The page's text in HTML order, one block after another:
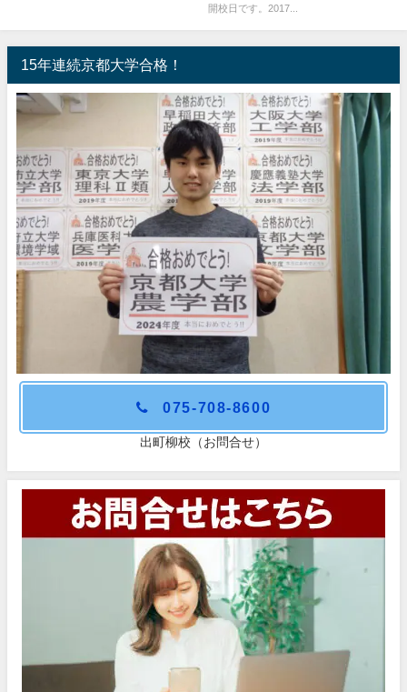
開校日です。2017...
15年連続京都大学合格！
075-708-8600
出町柳校（お問合せ）